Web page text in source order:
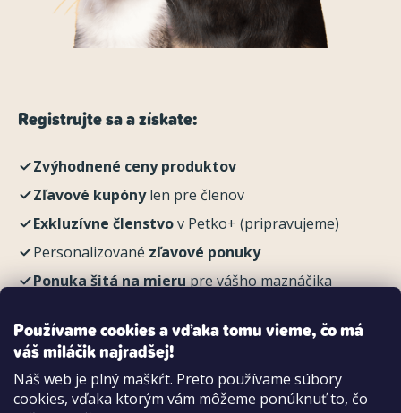
Používame cookies a vďaka tomu vieme, čo má
váš miláčik najradšej!
Náš web je plný maškŕt. Preto používame súbory
cookies, vďaka ktorým vám môžeme ponúknuť to, čo
Registrujte sa a získate:
Zvýhodnené ceny produktov
Zľavové kupónylen pre členov
Exkluzívne členstvov Petko+ (pripravujeme)
Personalizované zľavové ponuky
Ponuka šitá na mierupre vášho maznáčika
Možnosti platby: